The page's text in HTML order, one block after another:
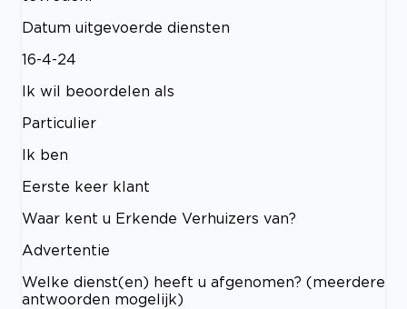
Datum uitgevoerde diensten
16-4-24
Ik wil beoordelen als
Particulier
Ik ben
Eerste keer klant
Waar kent u Erkende Verhuizers van?
Advertentie
Welke dienst(en) heeft u afgenomen? (meerdere
antwoorden mogelijk)